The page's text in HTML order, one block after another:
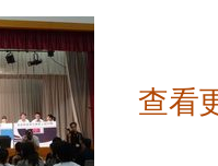
查看